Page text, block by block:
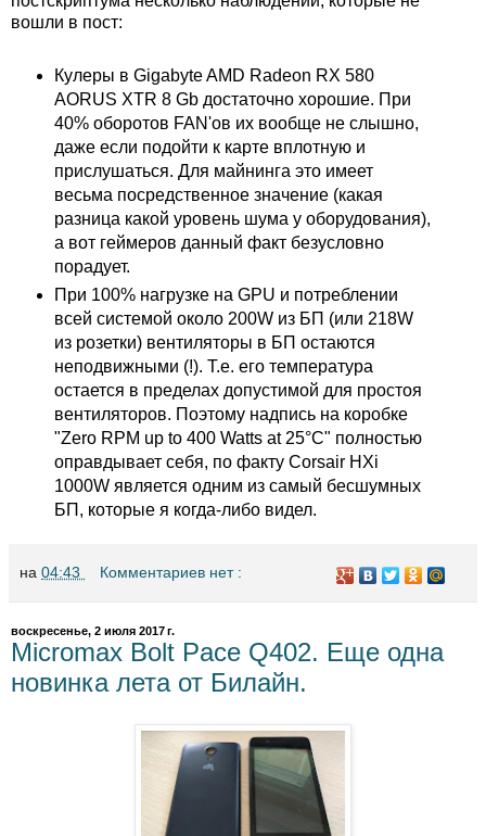
вошли в пост:
Кулеры в Gigabyte AMD Radeon RX 580
AORUS XTR 8 Gb достаточно хорошие. При
40% оборотов FAN'ов их вообще не слышно,
даже если подойти к карте вплотную и
прислушаться. Для майнинга это имеет
весьма посредственное значение (какая
разница какой уровень шума у оборудования),
а вот геймеров данный факт безусловно
порадует.
При 100% нагрузке на GPU и потреблении
всей системой около 200W из БП (или 218W
из розетки) вентиляторы в БП остаются
неподвижными (!). Т.е. его температура
остается в пределах допустимой для простоя
вентиляторов. Поэтому надпись на коробке
"Zero RPM up to 400 Watts at 25°C" полностью
оправдывает себя, по факту Corsair HXi
1000W является одним из самый бесшумных
БП, которые я когда-либо видел.
на 04:43 Комментариев нет :
воскресенье, 2 июля 2017 г.
Micromax Bolt Pace Q402. Еще одна
новинка лета от Билайн.